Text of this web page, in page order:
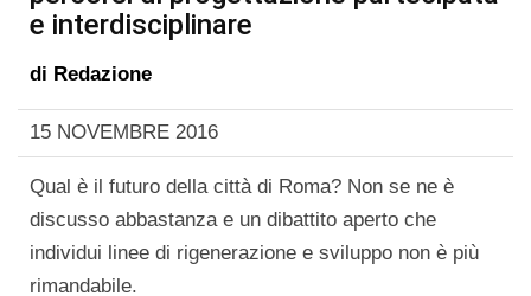
e interdisciplinare
di Redazione
15 NOVEMBRE 2016
Qual è il futuro della città di Roma? Non se ne è
discusso abbastanza e un dibattito aperto che
individui linee di rigenerazione e sviluppo non è più
rimandabile.